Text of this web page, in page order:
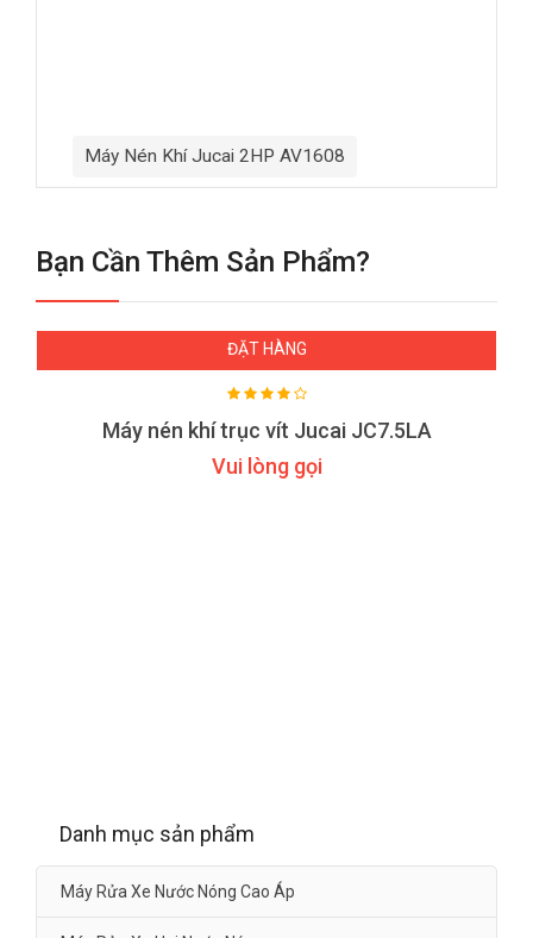
Máy Nén Khí Jucai 2HP AV1608
Bạn Cần Thêm Sản Phẩm?
ĐẶT HÀNG
Máy nén khí trục vít Jucai JC7.5LA
Vui lòng gọi
Danh mục sản phẩm
Máy Rửa Xe Nước Nóng Cao Áp